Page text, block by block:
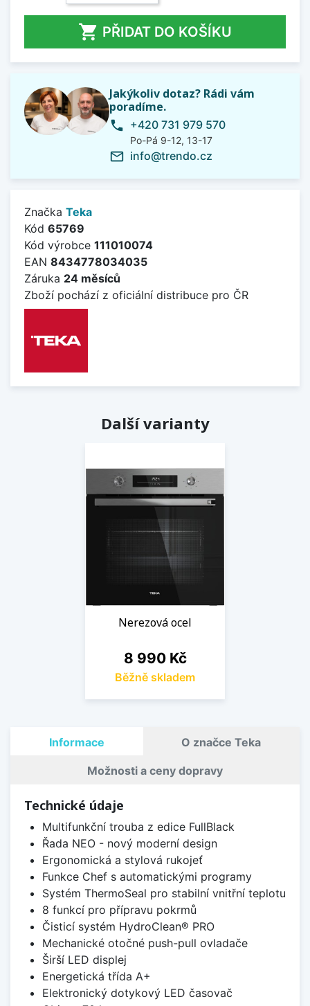
 PŘIDAT DO KOŠÍKU
Jakýkoliv dotaz? Rádi vám
poradíme.
phone +420 731 979 570
Po-Pá 9-12, 13-17
mail_outline info@trendo.cz
Značka Teka
Kód 65769
Kód výrobce 111010074
EAN 8434778034035
Záruka 24 měsíců
Zboží pochází z oficiální distribuce pro ČR
Další varianty
Nerezová ocel
Cena
8 990 Kč
Běžně skladem
Informace O značce Teka
Možnosti a ceny dopravy
Technické údaje
Multifunkční trouba z edice FullBlack
Řada NEO - nový moderní design
Ergonomická a stylová rukojeť
Funkce Chef s automatickými programy
Systém ThermoSeal pro stabilní vnitřní teplotu
8 funkcí pro přípravu pokrmů
Čisticí systém HydroClean® PRO
Mechanické otočné push-pull ovladače
Širší LED displej
Energetická třída A+
Elektronický dotykový LED časovač